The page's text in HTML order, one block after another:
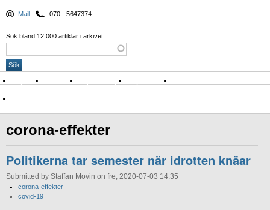
Mail 070 - 5647374
Sök bland 12.000 artiklar i arkivet:
Nyheter Krönikor Sport & spel Nyhetsbrev
corona-effekter
Politikerna tar semester när idrotten knäar
Submitted by Staffan Movin on fre, 2020-07-03 14:35
corona-effekter
covid-19